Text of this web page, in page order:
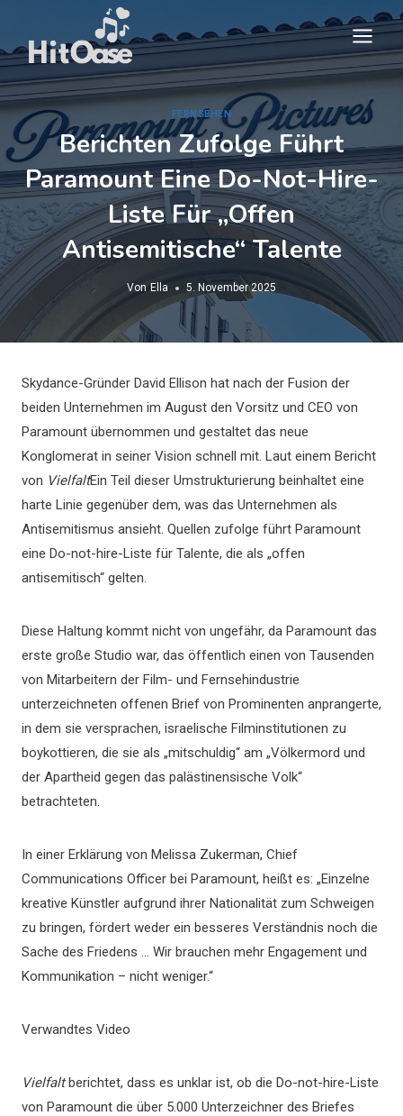
springen
FERNSEHEN
Berichten Zufolge Führt
Paramount Eine Do-Not-Hire-
Liste Für „offen
Antisemitische“ Talente
Von Ella 5. November 2025
Skydance-Gründer David Ellison hat nach der Fusion der
beiden Unternehmen im August den Vorsitz und CEO von
Paramount übernommen und gestaltet das neue
Konglomerat in seiner Vision schnell mit. Laut einem Bericht
von VielfaltEin Teil dieser Umstrukturierung beinhaltet eine
harte Linie gegenüber dem, was das Unternehmen als
Antisemitismus ansieht. Quellen zufolge führt Paramount
eine Do-not-hire-Liste für Talente, die als „offen
antisemitisch“ gelten.
Diese Haltung kommt nicht von ungefähr, da Paramount das
erste große Studio war, das öffentlich einen von Tausenden
von Mitarbeitern der Film- und Fernsehindustrie
unterzeichneten offenen Brief von Prominenten anprangerte,
in dem sie versprachen, israelische Filminstitutionen zu
boykottieren, die sie als „mitschuldig“ am „Völkermord und
der Apartheid gegen das palästinensische Volk“
betrachteten.
In einer Erklärung von Melissa Zukerman, Chief
Communications Officer bei Paramount, heißt es: „Einzelne
kreative Künstler aufgrund ihrer Nationalität zum Schweigen
zu bringen, fördert weder ein besseres Verständnis noch die
Sache des Friedens … Wir brauchen mehr Engagement und
Kommunikation – nicht weniger.“
Verwandtes Video
Vielfaltberichtet, dass es unklar ist, ob die Do-not-hire-Liste
von Paramount die über 5.000 Unterzeichner des Briefes